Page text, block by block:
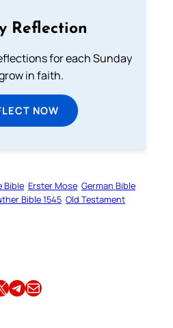
Reflection
for each Sunday
in faith.
NOW
Bible Erster Mose German Bible
Bible 1545 Old Testament
X Share this article on TelegramEmail this Article